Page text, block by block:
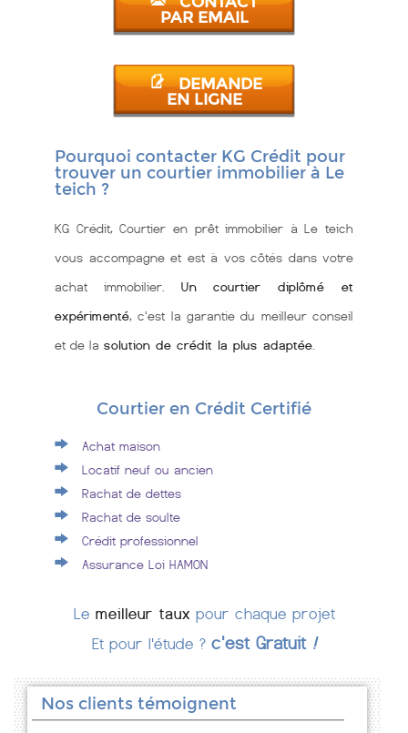
PAR EMAIL
DEMANDE
EN LIGNE
Pourquoi contacter KG Crédit pour
trouver un courtier immobilier à Le
teich ?
KG Crédit, Courtier en prêt immobilier à Le teich
vous accompagne et est à vos côtés dans votre
achat immobilier. Un courtier diplômé et
expérimenté, c'est la garantie du meilleur conseil
et de la solution de crédit la plus adaptée
Courtier en Crédit Certifié
Achat maison
Locatif neuf ou ancien
Rachat de dettes
Rachat de soulte
Crédit professionnel
Assurance Loi HAMON
Le meilleur taux pour chaque projet
Et pour l'étude ? c'est Gratuit !
Nos clients témoignent